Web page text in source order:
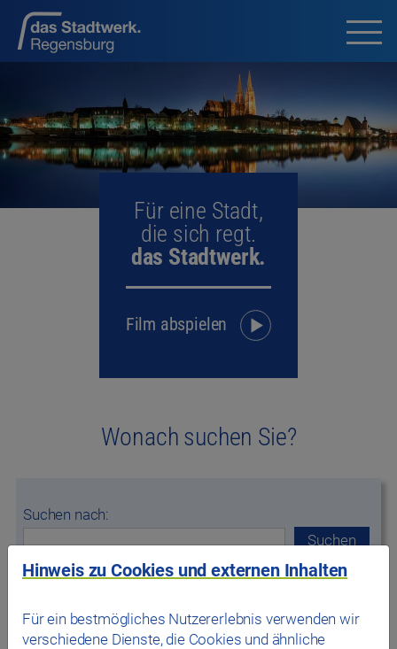
Für eine Stadt,
die sich regt.
das Stadtwerk.
Film abspielen
Wonach suchen Sie?
Suchen nach:
Hinweis zu Cookies und externen Inhalten
Für ein bestmögliches Nutzererlebnis verwenden wir
verschiedene Dienste, die Cookies und ähnliche